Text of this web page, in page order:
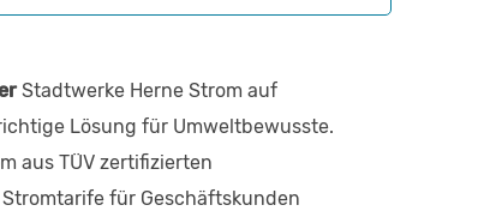
Stadtwerke Herne Strom auf
Lösung für Umweltbewusste.
aus TÜV zertifizierten
für Geschäftskunden